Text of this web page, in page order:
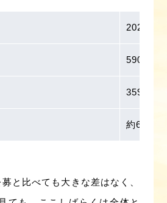
2025年5
590件
359件
約60.8％
と比べても大きな差はなく、